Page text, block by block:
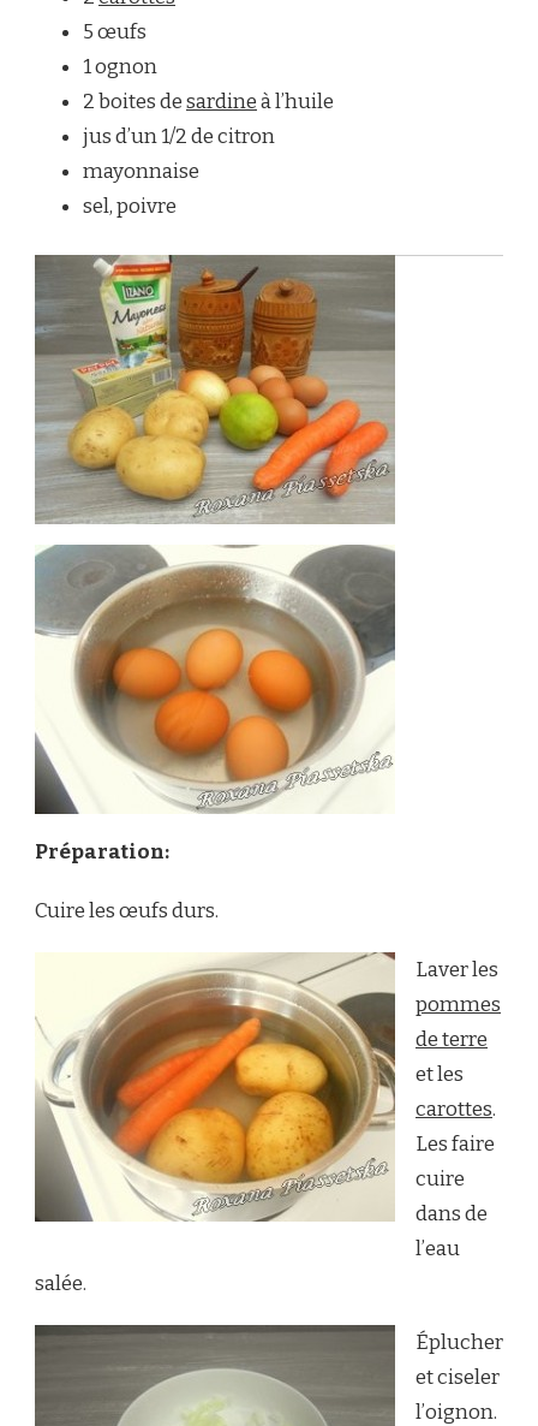
5 œufs
1 ognon
2 boites desardineà l’huile
jus d’un 1/2 de citron
mayonnaise
sel, poivre
Préparation:
Cuire les œufs durs.
Laver les
pommes
de terre
et les
carottes.
Les faire
cuire
dans de
l’eau
salée.
Éplucher
et ciseler
l’oignon.